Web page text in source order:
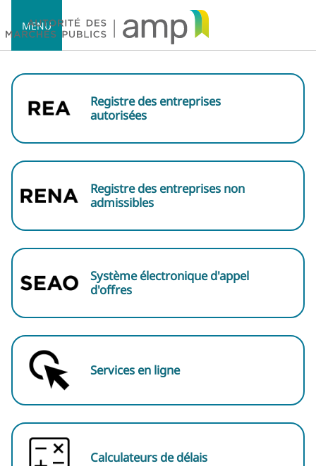
Accueil
MENU
Registre des entreprises
autorisées
Registre des entreprises non
admissibles
Système électronique d'appel
d'offres
Services en ligne
Calculateurs de délais